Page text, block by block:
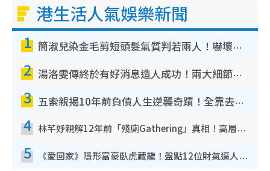
港生活人氣娛樂新聞
1 簡淑兒染金毛剪短頭髮氣質判若兩人！嚇壞老公麥大力都認唔出：「你做咩事？」
2 湯洛雯傳終於有好消息造人成功！兩大細節曝孕味極濃惹猜測：大肚婆先會咁！
3 五索親揭10年前負債人生逆襲奇蹟！全靠去一地方轉運後即遇上馬先生
4 林芊妤親解12年前「殘廁Gathering」真相！高層解約一句話重創尊嚴至今拒返TVB
5 《愛回家》隱形富豪臥虎藏龍！盤點12位財氣逼人的有錢藝人：呢位靚女3億身家唔憂做